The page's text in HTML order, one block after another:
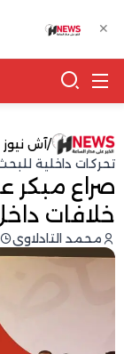
/آش نيوز
تحركات داخلية
صراع مبكر
خلافات
محمد التادلاوي
✕